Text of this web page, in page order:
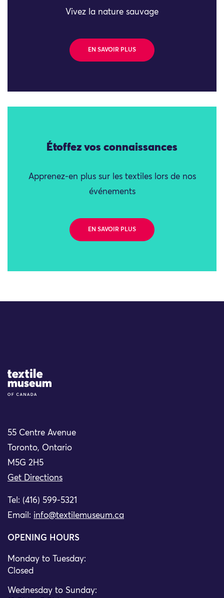
Vivez la nature sauvage
EN SAVOIR PLUS
Étoffez vos connaissances
Apprenez-en plus sur les textiles lors de nos
événements
EN SAVOIR PLUS
Site Logo
55 Centre Avenue
Toronto, Ontario
M5G 2H5
Get Directions
Tel: (416) 599-5321
Email: info@textilemuseum.ca
OPENING HOURS
Monday to Tuesday:
Closed
Wednesday to Sunday: